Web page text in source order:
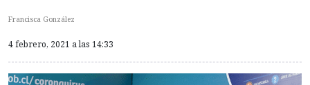
Francisca González
4 febrero, 2021 a las 14:33